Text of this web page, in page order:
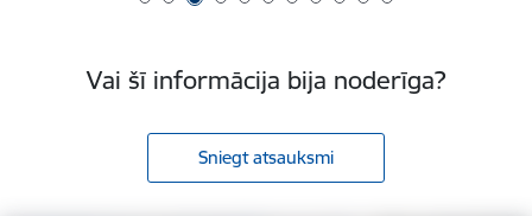
Vai šī informācija bija noderīga?
Sniegt atsauksmi